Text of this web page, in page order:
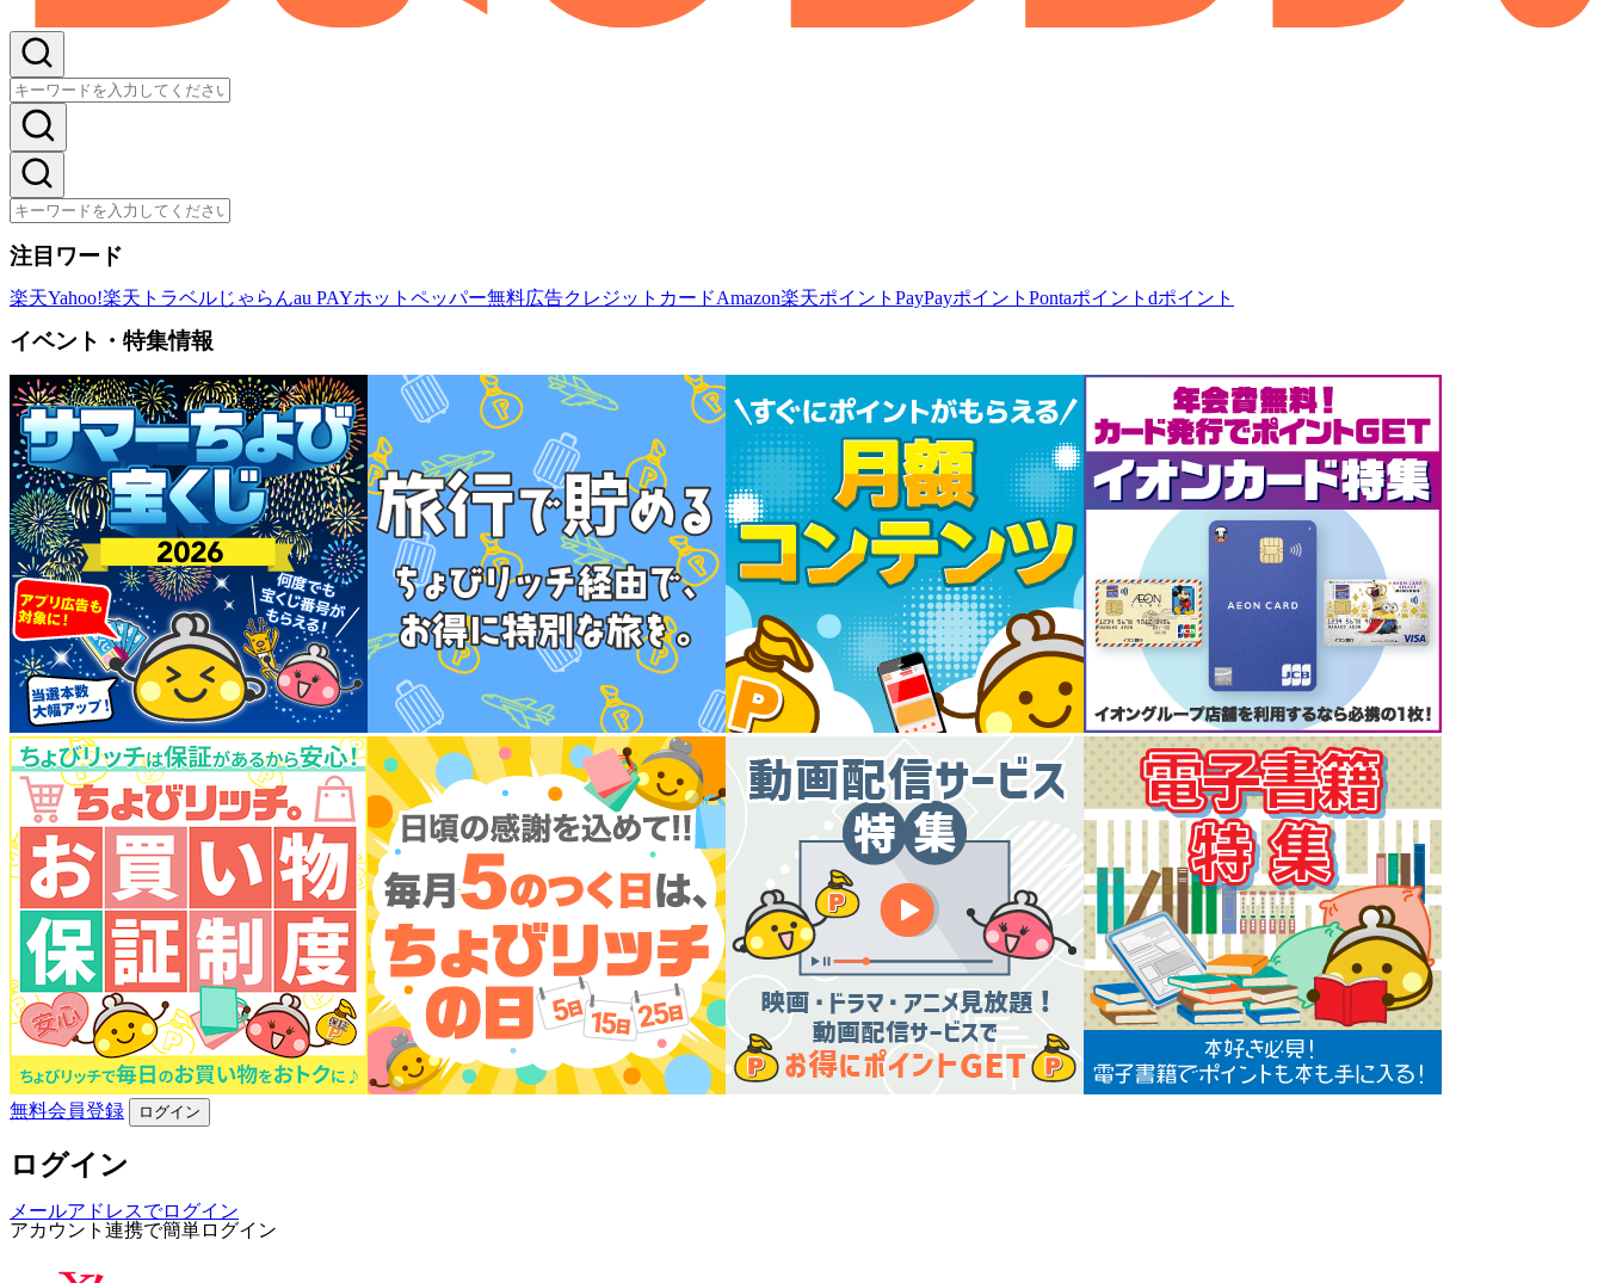
注目ワード
楽天Yahoo!楽天トラベルじゃらんau PAYホットペッパー無料広告クレジットカードAmazon楽天ポイント PayPayポイント Pontaポイント dポイント
イベント・特集情報
無料会員登録 ログイン
ログイン
メールアドレスでログイン
アカウント連携で簡単ログイン